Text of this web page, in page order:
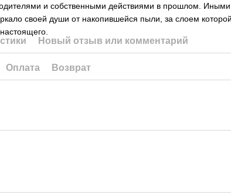
и собственными действиями в прошлом.
своей души от накопившейся пыли, за слоем
Новый отзыв или комментарий
Оплата Возврат